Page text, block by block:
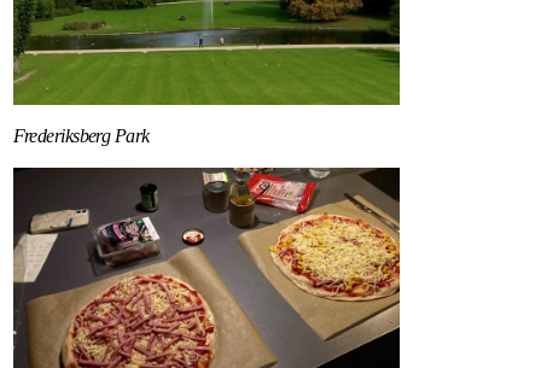
Frederiksberg Park